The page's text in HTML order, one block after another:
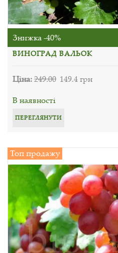
Знижка -40%
ВИНОГРАД ВАЛЬОК
Ціна:249.00 149.4 грн
В наявності
ПЕРЕГЛЯНУТИ
Топ продажу